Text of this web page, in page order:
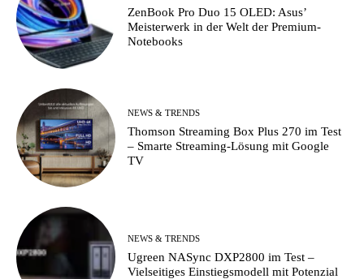
ZenBook Pro Duo 15 OLED: Asus’
Meisterwerk in der Welt der Premium-
Notebooks
NEWS & TRENDS
Thomson Streaming Box Plus 270 im Test
– Smarte Streaming-Lösung mit Google
TV
NEWS & TRENDS
Ugreen NASync DXP2800 im Test –
Vielseitiges Einstiegsmodell mit Potenzial